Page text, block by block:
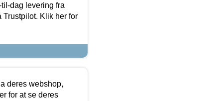
dag levering fra
Trustpilot. Klik her for
deres webshop,
for at se deres